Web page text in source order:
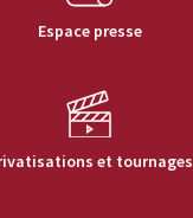
Espace presse
et tournages